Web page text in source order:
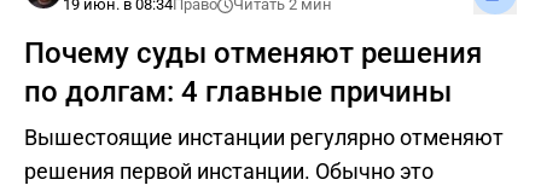
19 июн. в 08:34Право Читать 2 мин
Почему суды отменяют решения
по долгам: 4 главные причины
Вышестоящие инстанции регулярно отменяют
решения первой инстанции. Обычно это